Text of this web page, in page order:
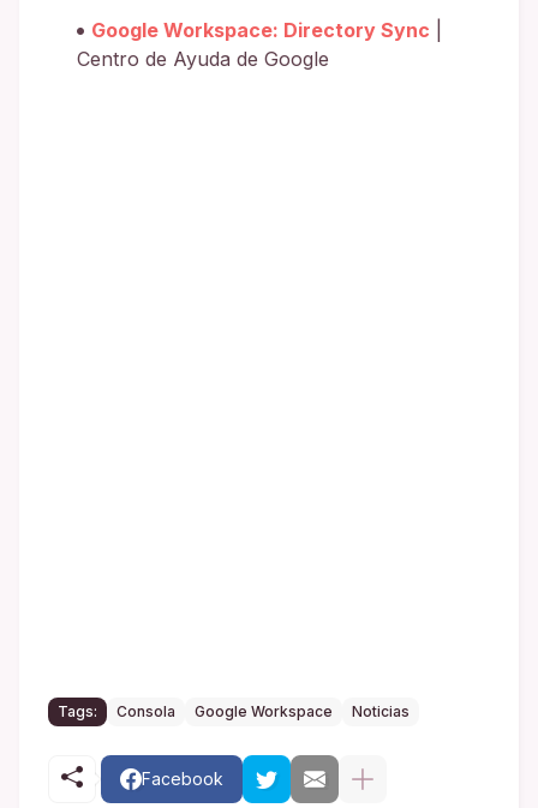
Google Workspace: Directory Sync
Centro de Ayuda de Google
Tags: Consola Google Workspace Noticias
Facebook